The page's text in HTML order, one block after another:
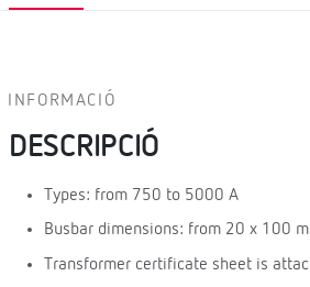
INFORMACIÓ
DESCRIPCIÓ
Types: from 750 to 5000 A
Busbar dimensions: from 20 x 100
Transformer certificate sheet is